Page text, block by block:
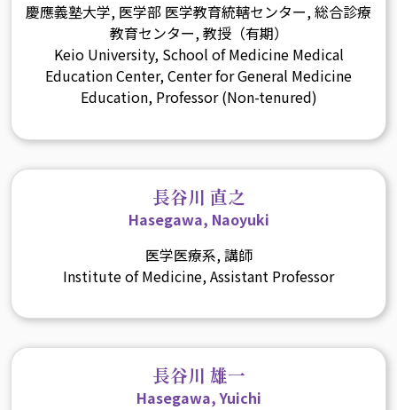
慶應義塾大学, 医学部 医学教育統轄センター, 総合診療
教育センター, 教授（有期）
Keio University, School of Medicine Medical
Education Center, Center for General Medicine
Education, Professor (Non-tenured)
長谷川 直之
Hasegawa, Naoyuki
医学医療系, 講師
Institute of Medicine, Assistant Professor
長谷川 雄一
Hasegawa, Yuichi